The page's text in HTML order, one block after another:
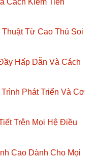
Từ Cao Thủ Soi
Hấp Dẫn Và Cách
Phát Triển Và Cơ
Trên Mọi Hệ Điều
Cao Dành Cho Mọi